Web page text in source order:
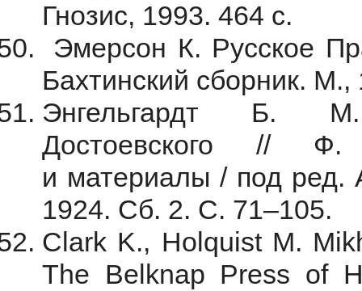
Гнозис, 1993. 464 с.
Эмерсон К. Русское
Бахтинский сборник.
Энгельгардт Б. М.
Достоевского // Ф.
и материалы / под
1924. Сб. 2. С. 71–105.
Clark K., Holquist M.
The Belknap Press of